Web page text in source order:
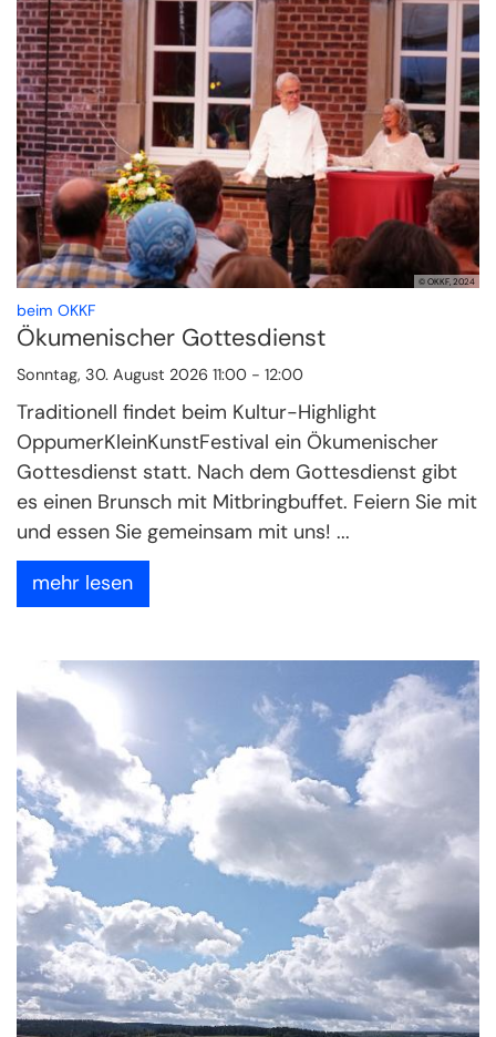
© OKKF, 2024
beim OKKF
Ökumenischer Gottesdienst
Sonntag, 30. August 2026 11:00 - 12:00
Traditionell findet beim Kultur-Highlight
OppumerKleinKunstFestival ein Ökumenischer
Gottesdienst statt. Nach dem Gottesdienst gibt
es einen Brunsch mit Mitbringbuffet. Feiern Sie mit
und essen Sie gemeinsam mit uns! ...
mehr lesen